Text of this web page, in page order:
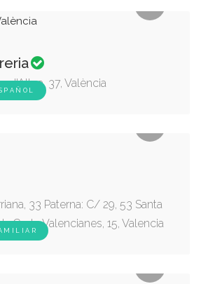
d'Altea, 37, València
33 Paterna: C/ 29, 53 Santa
Corts Valencianes, 15, Valencia